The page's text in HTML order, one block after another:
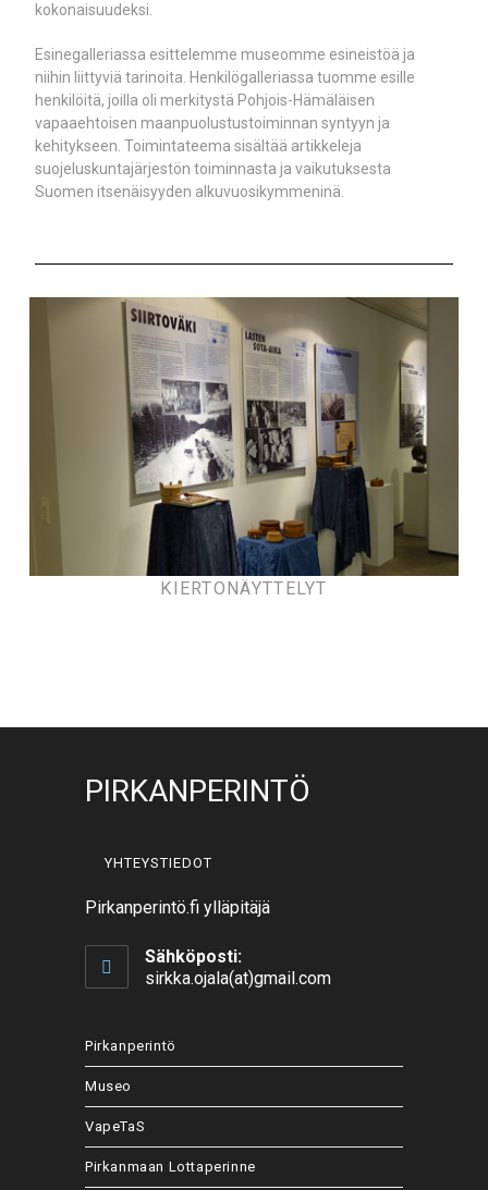
kokonaisuudeksi.
Esinegalleriassa esittelemme museomme esineistöä ja
niihin liittyviä tarinoita. Henkilögalleriassa tuomme esille
henkilöitä, joilla oli merkitystä Pohjois-Hämäläisen
vapaaehtoisen maanpuolustustoiminnan syntyyn ja
kehitykseen. Toimintateema sisältää artikkeleja
suojeluskuntajärjestön toiminnasta ja vaikutuksesta
Suomen itsenäisyyden alkuvuosikymmeninä.
KIERTONÄYTTELYT
PIRKANPERINTÖ
YHTEYSTIEDOT
Pirkanperintö.fi ylläpitäjä
Sähköposti:
sirkka.ojala(at)gmail.com
Pirkanperintö
Museo
VapeTaS
Pirkanmaan Lottaperinne